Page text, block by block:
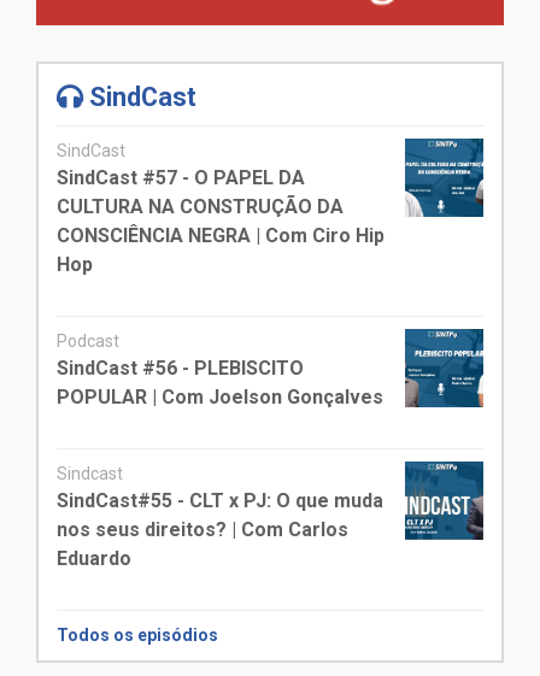
SindCast
SindCast
SindCast #57 - O PAPEL DA
CULTURA NA CONSTRUÇÃO DA
CONSCIÊNCIA NEGRA | Com Ciro Hip
Hop
Podcast
SindCast #56 - PLEBISCITO
POPULAR | Com Joelson Gonçalves
Sindcast
SindCast#55 - CLT x PJ: O que muda
nos seus direitos? | Com Carlos
Eduardo
Todos os episódios